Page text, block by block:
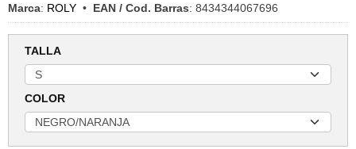
Marca: ROLY • EAN / Cod. Barras: 8434344067696
TALLA
COLOR